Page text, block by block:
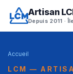
Artisan
Depuis 2011 ·
Accueil
LCM —